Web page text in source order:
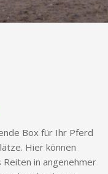
Box für Ihr Pferd
Hier können
in angenehmer